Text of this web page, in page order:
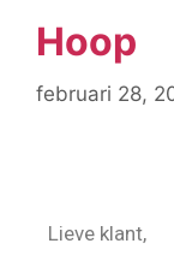
Hoop
februari 28,
Lieve klant,